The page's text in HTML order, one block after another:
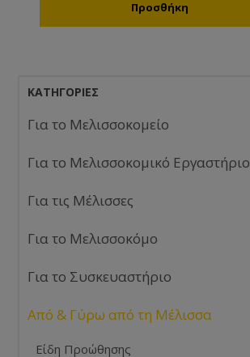
ΚΑΤΗΓΟΡΊΕΣ
Για το Μελισσοκομείο
Για το Μελισσοκομικό Εργαστήριο
Για τις Μέλισσες
Για το Μελισσοκόμο
Για το Συσκευαστήριο
Από & Γύρω από τη Μέλισσα
Είδη Προώθησης